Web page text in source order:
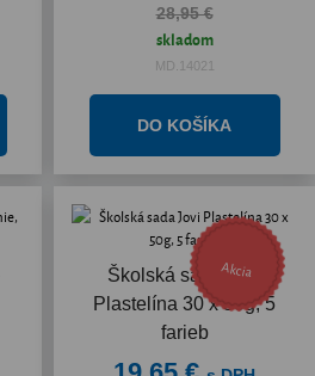
28,95 €
skladom
MD.14021
Školská sada Jovi
Plastelína 30 x 50g, 5
farieb
Akcia